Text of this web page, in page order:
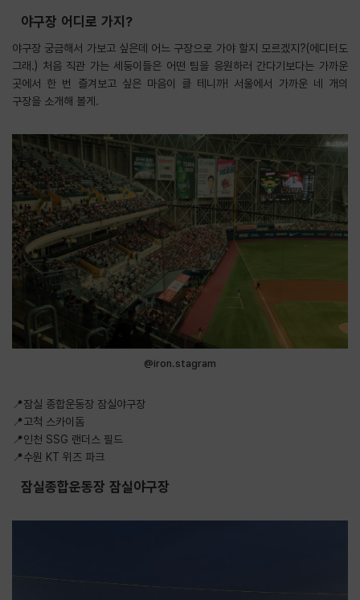
야구장 어디로 가지?
야구장 궁금해서 가보고 싶은데 어느 구장으로 가야 할지 모르겠지?(에디터도
그래.) 처음 직관 가는 세둥이들은 어떤 팀을 응원하러 간다기보다는 가까운
곳에서 한 번 즐겨보고 싶은 마음이 클 테니까! 서울에서 가까운 네 개의
구장을 소개해 볼게.
@iron.stagram
📍잠실 종합운동장 잠실야구장
📍고척 스카이돔
📍인천 SSG 랜더스 필드
📍수원 KT 위즈 파크
잠실종합운동장 잠실야구장